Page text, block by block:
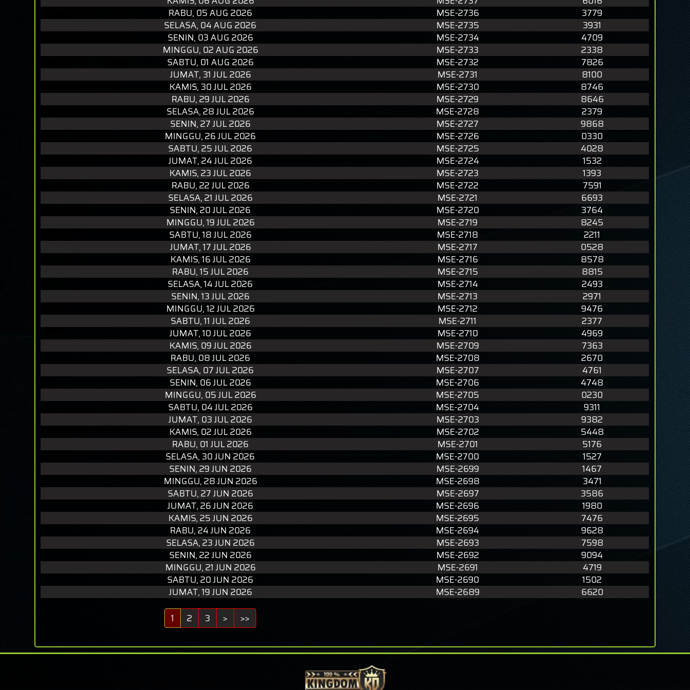
RABU, 05 AUG 2026
MSE-2736
3779
SELASA, 04 AUG 2026
MSE-2735
3931
SENIN, 03 AUG 2026
MSE-2734
4709
MINGGU, 02 AUG 2026
MSE-2733
2338
SABTU, 01 AUG 2026
MSE-2732
7826
JUMAT, 31 JUL 2026
MSE-2731
8100
KAMIS, 30 JUL 2026
MSE-2730
8746
RABU, 29 JUL 2026
MSE-2729
8646
SELASA, 28 JUL 2026
MSE-2728
2379
SENIN, 27 JUL 2026
MSE-2727
9868
MINGGU, 26 JUL 2026
MSE-2726
0330
SABTU, 25 JUL 2026
MSE-2725
4028
JUMAT, 24 JUL 2026
MSE-2724
1532
KAMIS, 23 JUL 2026
MSE-2723
1393
RABU, 22 JUL 2026
MSE-2722
7591
SELASA, 21 JUL 2026
MSE-2721
6693
SENIN, 20 JUL 2026
MSE-2720
3764
MINGGU, 19 JUL 2026
MSE-2719
8245
SABTU, 18 JUL 2026
MSE-2718
2211
JUMAT, 17 JUL 2026
MSE-2717
0528
KAMIS, 16 JUL 2026
MSE-2716
8578
RABU, 15 JUL 2026
MSE-2715
8815
SELASA, 14 JUL 2026
MSE-2714
2493
SENIN, 13 JUL 2026
MSE-2713
2971
MINGGU, 12 JUL 2026
MSE-2712
9476
SABTU, 11 JUL 2026
MSE-2711
2377
JUMAT, 10 JUL 2026
MSE-2710
4969
KAMIS, 09 JUL 2026
MSE-2709
7363
RABU, 08 JUL 2026
MSE-2708
2670
SELASA, 07 JUL 2026
MSE-2707
4761
SENIN, 06 JUL 2026
MSE-2706
4748
MINGGU, 05 JUL 2026
MSE-2705
0230
SABTU, 04 JUL 2026
MSE-2704
9311
JUMAT, 03 JUL 2026
MSE-2703
9382
KAMIS, 02 JUL 2026
MSE-2702
5448
RABU, 01 JUL 2026
MSE-2701
5176
SELASA, 30 JUN 2026
MSE-2700
1527
SENIN, 29 JUN 2026
MSE-2699
1467
MINGGU, 28 JUN 2026
MSE-2698
3471
SABTU, 27 JUN 2026
MSE-2697
3586
JUMAT, 26 JUN 2026
MSE-2696
1980
KAMIS, 25 JUN 2026
MSE-2695
7476
RABU, 24 JUN 2026
MSE-2694
9628
SELASA, 23 JUN 2026
MSE-2693
7598
SENIN, 22 JUN 2026
MSE-2692
9094
MINGGU, 21 JUN 2026
MSE-2691
4719
SABTU, 20 JUN 2026
MSE-2690
1502
JUMAT, 19 JUN 2026
MSE-2689
6620
1
2 3 > >>